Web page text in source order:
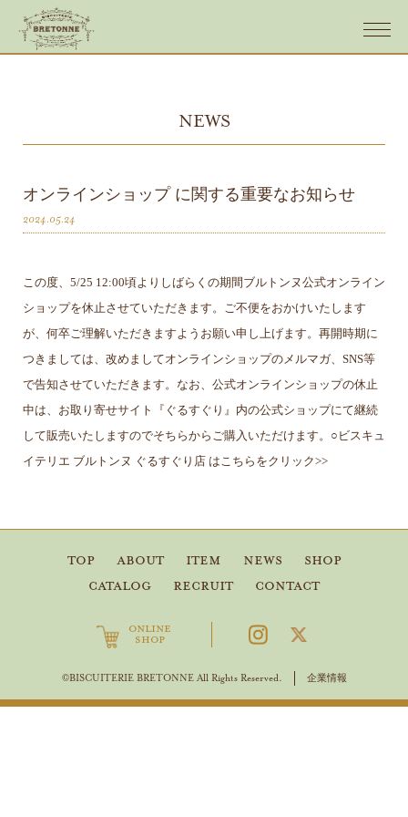
NEWS
オンラインショップ に関する重要なお知らせ
2024.05.24
この度、5/25 12:00頃よりしばらくの期間ブルトンヌ公式オンライン
ショップを休止させていただきます。ご不便をおかけいたします
が、何卒ご理解いただきますようお願い申し上げます。再開時期に
つきましては、改めましてオンラインショップのメルマガ、SNS等
で告知させていただきます。なお、公式オンラインショップの休止
中は、お取り寄せサイト『ぐるすぐり』内の公式ショップにて継続
して販売いたしますのでそちらからご購入いただけます。○ビスキュ
イテリエ ブルトンヌ ぐるすぐり店 はこちらをクリック>>
TOP ABOUT ITEM NEWS
SHOP
CATALOG
RECRUIT CONTACT
ONLINE
SHOP
©BISCUITERIE BRETONNE All Rights Reserved. 企業情報